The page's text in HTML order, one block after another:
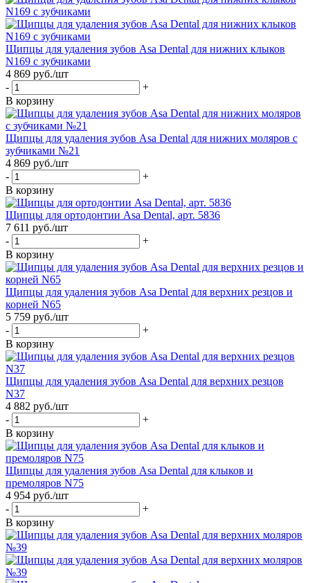
Щипцы для удаления зубов Asa Dental для нижних клыков
N169 с зубчиками
4 869 руб./шт
-
+
В корзину
Щипцы для удаления зубов Asa Dental для нижних моляров с
зубчиками №21
4 869 руб./шт
-
+
В корзину
Щипцы для ортодонтии Asa Dental, арт. 5836
7 611 руб./шт
-
+
В корзину
Щипцы для удаления зубов Asa Dental для верхних резцов и
корней N65
5 759 руб./шт
-
+
В корзину
Щипцы для удаления зубов Asa Dental для верхних резцов
N37
4 882 руб./шт
-
+
В корзину
Щипцы для удаления зубов Asa Dental для клыков и
премоляров N75
4 954 руб./шт
-
+
В корзину